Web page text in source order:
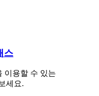
스
이용할 수 있는
세요.